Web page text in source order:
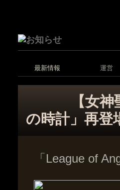
最新情報 運営
【女
の時計」再登
「League of